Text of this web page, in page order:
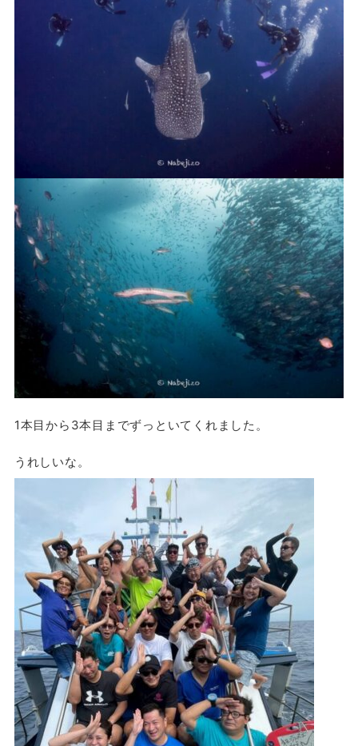
1本目から3本目までずっといてくれました。
うれしいな。